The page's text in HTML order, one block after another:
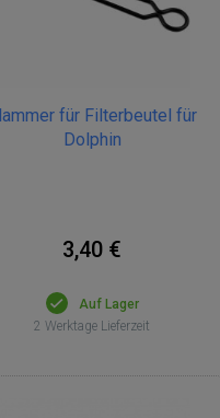
für Filterbeutel für
Dolphin
3,40 €
Auf Lager
2 Werktage Lieferzeit